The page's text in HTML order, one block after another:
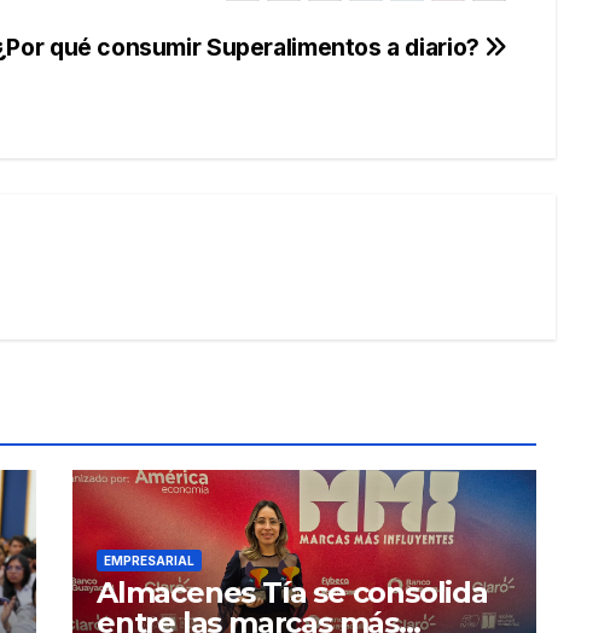
qué consumir Superalimentos a diario?
EMPRESARIAL
Almacenes Tía se consolida
entre las marcas más